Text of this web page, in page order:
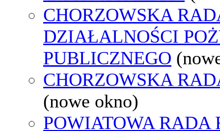
CHORZOWSKA
DZIAŁALNOŚCI
PUBLICZNEGO
CHORZOWSKA
(nowe okno)
POWIATOWA RADA